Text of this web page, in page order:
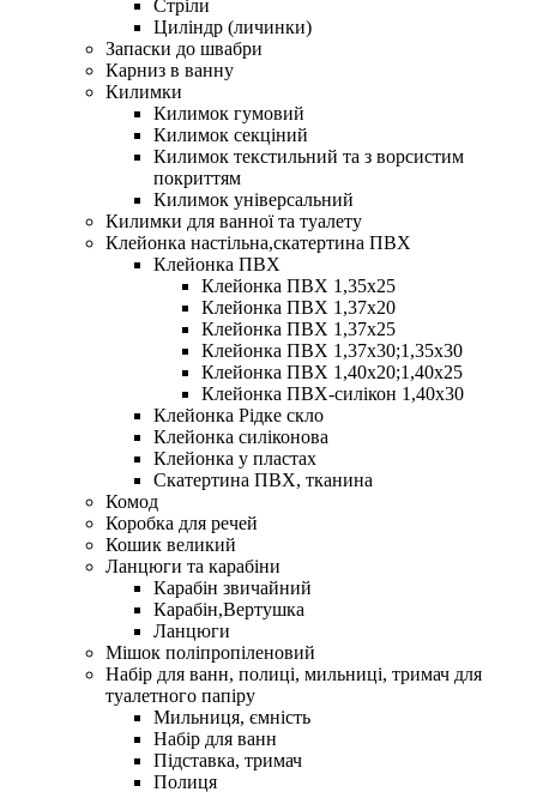
Стріли
Циліндр (личинки)
Запаски до швабри
Карниз в ванну
Килимки
Килимок гумовий
Килимок секціний
Килимок текстильний та з ворсистим
покриттям
Килимок універсальний
Килимки для ванної та туалету
Клейонка настільна,скатертина ПВХ
Клейонка ПВХ
Клейонка ПВХ 1,35х25
Клейонка ПВХ 1,37х20
Клейонка ПВХ 1,37х25
Клейонка ПВХ 1,37х30;1,35х30
Клейонка ПВХ 1,40х20;1,40х25
Клейонка ПВХ-силікон 1,40х30
Клейонка Рідке скло
Клейонка силіконова
Клейонка у пластах
Скатертина ПВХ, тканина
Комод
Коробка для речей
Кошик великий
Ланцюги та карабіни
Карабін звичайний
Карабін,Вертушка
Ланцюги
Мішок поліпропіленовий
Набір для ванн, полиці, мильниці, тримач для
туалетного папіру
Мильниця, ємність
Набір для ванн
Підставка, тримач
Полиця